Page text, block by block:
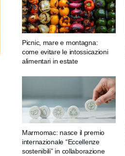
Picnic, mare e montagna:
come evitare le intossicazioni
alimentari in estate
Marmomac: nasce il premio
internazionale “Eccellenze
sostenibili” in collaborazione